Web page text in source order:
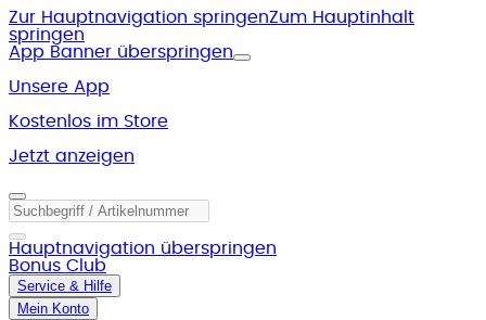
Zur Hauptnavigation springenZum Hauptinhalt
springen
App Banner überspringen
Unsere App
Kostenlos im Store
Jetzt anzeigen
Hauptnavigation überspringen
Bonus Club
Service & Hilfe
Mein Konto